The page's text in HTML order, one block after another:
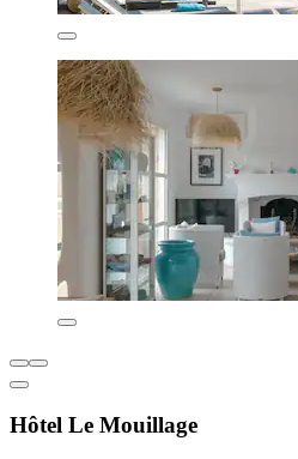
Hôtel Le Mouillage